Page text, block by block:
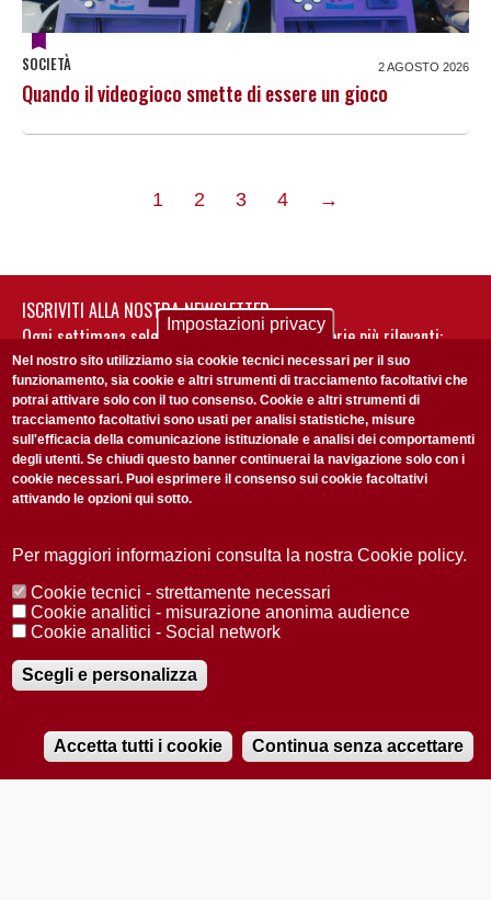
Audio
SOCIETÀ 2 AGOSTO 2026
Quando il videogioco smette di essere un gioco
1 2 3 4 →
ISCRIVITI ALLA NOSTRA NEWSLETTER
Ogni settimana selezioniamo per te nostre storie più rilevanti:
non perderti gli aggiornamenti della nostra newsletter
Accetto laPrivacy Policy
Redazione Copyright Privacy
Area stampa
© 2025 Università di Padova
Registrazione presso il Tribunale di Padova n. 2097/2012 del 18 giugno
2012
Impostazioni privacy
Nel nostro sito utilizziamo sia cookie tecnici necessari per il suo
funzionamento, sia cookie e altri strumenti di tracciamento facoltativi che
potrai attivare solo con il tuo consenso. Cookie e altri strumenti di
tracciamento facoltativi sono usati per analisi statistiche, misure
sull'efficacia della comunicazione istituzionale e analisi dei comportamenti
degli utenti. Se chiudi questo banner continuerai la navigazione solo con i
cookie necessari. Puoi esprimere il consenso sui cookie facoltativi
attivando le opzioni qui sotto.
Per maggiori informazioni consulta la nostra Cookie policy.
Cookie tecnici - strettamente necessari
Cookie analitici - misurazione anonima audience
Cookie analitici - Social network
Scegli e personalizza
Accetta tutti i cookie Continua senza accettare